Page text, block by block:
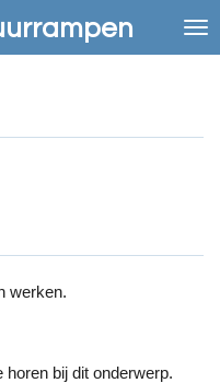
werken.
bij dit onderwerp.